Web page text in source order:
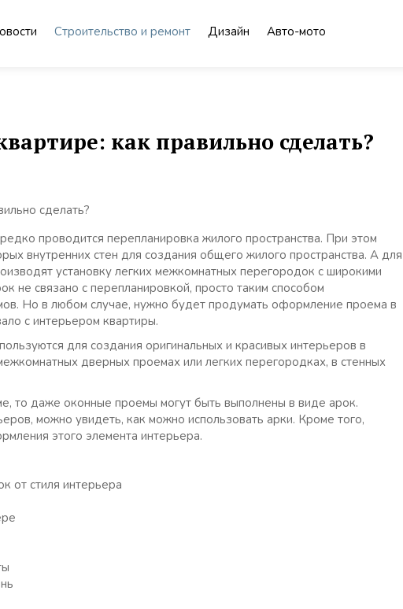
Строительство и ремонт Дизайн Авто-мото
как правильно сделать?
проводится перепланировка жилого пространства. При этом
внутренних стен для создания общего жилого пространства. А для
установку легких межкомнатных перегородок с широкими
не связано с перепланировкой, просто таким способом
Но в любом случае, нужно будет продумать оформление проема в
с интерьером квартиры.
для создания оригинальных и красивых интерьеров в
дверных проемах или легких перегородках, в стенных
то даже оконные проемы могут быть выполнены в виде арок.
можно увидеть, как можно использовать арки. Кроме того,
этого элемента интерьера.
от стиля интерьера